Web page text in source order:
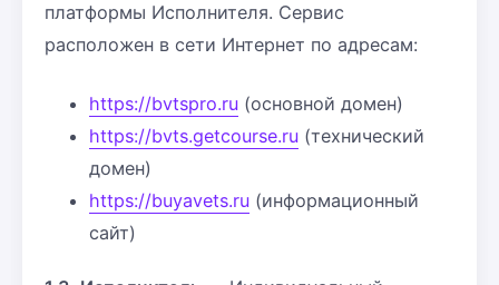
платформы Исполнителя. Сервис
расположен в сети Интернет по адресам:
https://bvtspro.ru (основной домен)
https://bvts.getcourse.ru (технический
домен)
https://buyavets.ru (информационный
сайт)